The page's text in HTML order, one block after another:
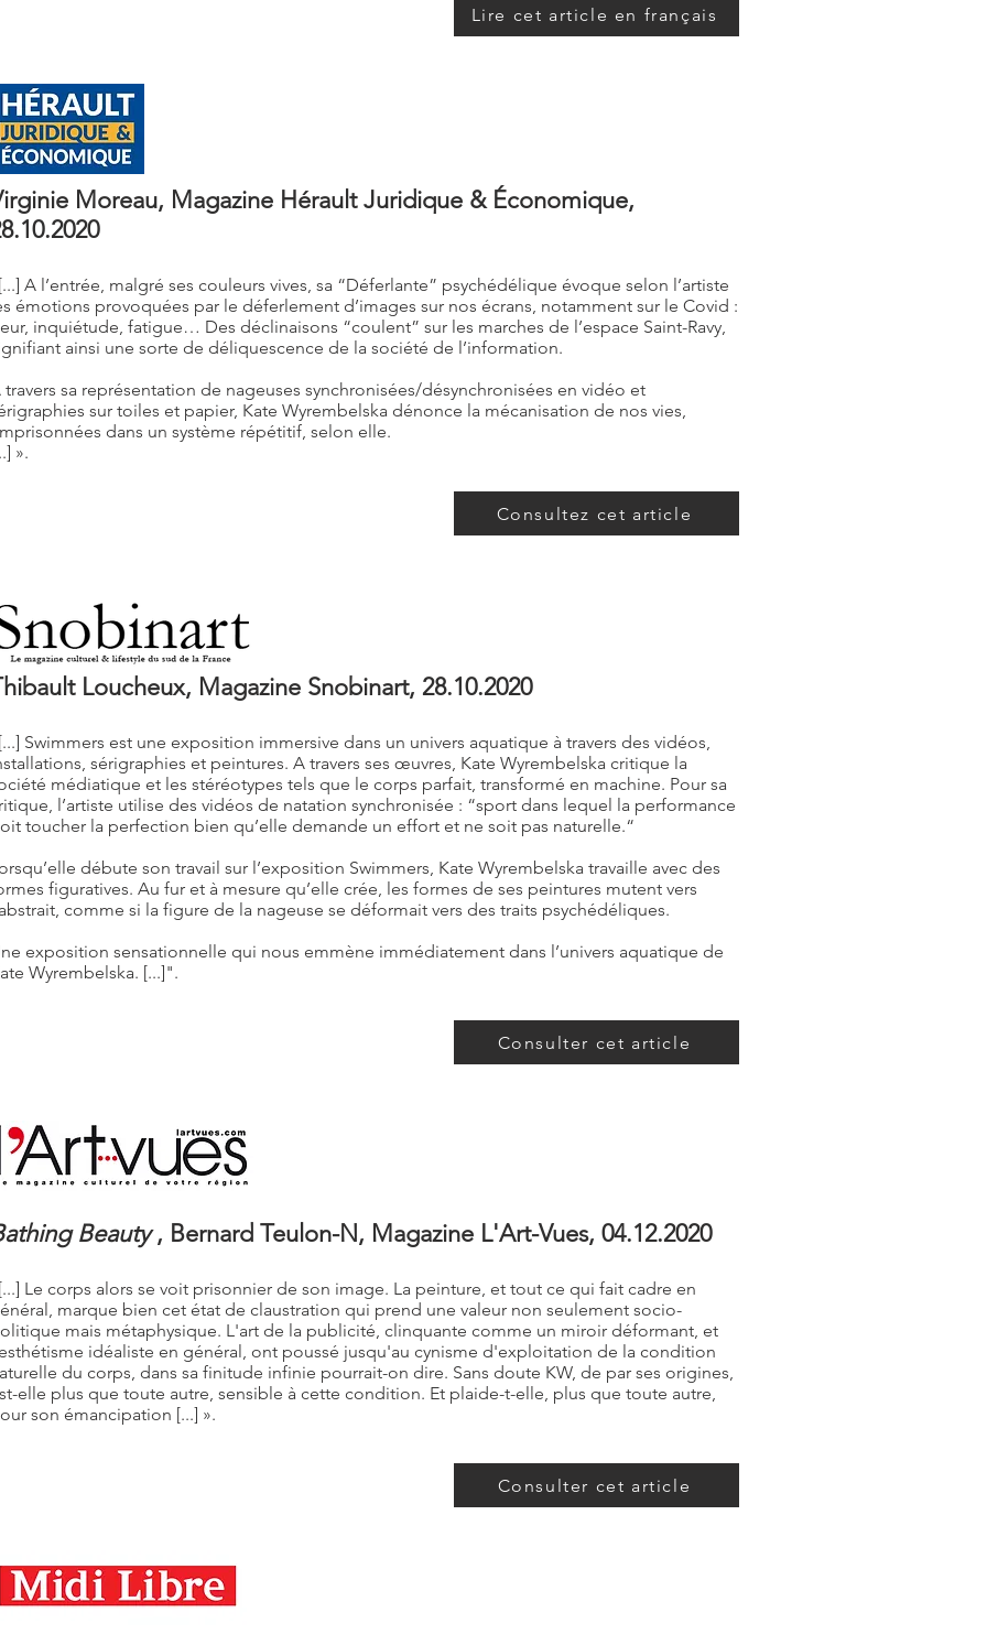
Lire cet article en français
Moreau, Magazine Hérault Juridique & Économique,
A l’entrée, malgré ses couleurs vives, sa “Déferlante” psychédélique évoque selon l’artiste
émotions provoquées par le déferlement d’images sur nos écrans, notamment sur le Covid :
inquiétude, fatigue… Des déclinaisons “coulent” sur les marches de l’espace Saint-Ravy,
ainsi une sorte de déliquescence de la société de l’information.
travers sa représentation de nageuses synchronisées/désynchronisées en vidéo et
sur toiles et papier, Kate Wyrembelska dénonce la mécanisation de nos vies,
dans un système répétitif, selon elle.
».
Consultez cet article
Loucheux, Magazine Snobinart, ​​28.10.2020
Swimmers est une exposition immersive dans un univers aquatique à travers des vidéos,
sérigraphies et peintures. A travers ses œuvres, Kate Wyrembelska critique la
médiatique et les stéréotypes tels que le corps parfait, transformé en machine. Pour sa
l’artiste utilise des vidéos de natation synchronisée : “sport dans lequel la performance
toucher la perfection bien qu’elle demande un effort et ne soit pas naturelle.“
débute son travail sur l’exposition Swimmers, Kate Wyrembelska travaille avec des
figuratives. Au fur et à mesure qu’elle crée, les formes de ses peintures mutent vers
comme si la figure de la nageuse se déformait vers des traits psychédéliques.
exposition sensationnelle qui nous emmène immédiatement dans l’univers aquatique de
Wyrembelska. [...]".
Consulter cet article
Beauty, Bernard Teulon-N, Magazine L'Art-Vues, ​​04.12.2020
Le corps alors se voit prisonnier de son image. La peinture, et tout ce qui fait cadre en
marque bien cet état de claustration qui prend une valeur non seulement socio-
mais métaphysique. L'art de la publicité, clinquante comme un miroir déformant, et
idéaliste en général, ont poussé jusqu'au cynisme d'exploitation de la condition
du corps, dans sa finitude infinie pourrait-on dire. Sans doute KW, de par ses origines,
elle plus que toute autre, sensible à cette condition. Et plaide-t-elle, plus que toute autre,
son émancipation [...] ».
Consulter cet article